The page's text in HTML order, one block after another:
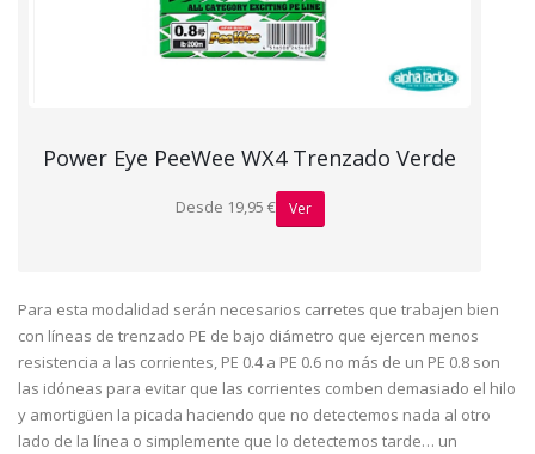
Power Eye PeeWee WX4 Trenzado Verde
Desde 19,95 € Ver
Para esta modalidad serán necesarios carretes que trabajen bien
con líneas de trenzado PE de bajo diámetro que ejercen menos
resistencia a las corrientes, PE 0.4 a PE 0.6 no más de un PE 0.8 son
las idóneas para evitar que las corrientes comben demasiado el hilo
y amortigüen la picada haciendo que no detectemos nada al otro
lado de la línea o simplemente que lo detectemos tarde… un